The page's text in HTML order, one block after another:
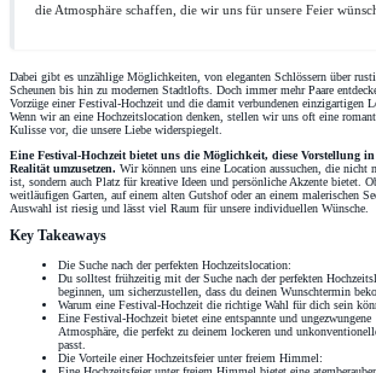
die Atmosphäre schaffen, die wir uns für unsere Feier
Dabei gibt es unzählige Möglichkeiten, von eleganten Schlössern über
Scheunen bis hin zu modernen Stadtlofts. Doch immer mehr Paare
Vorzüge einer Festival-Hochzeit und die damit verbundenen einzigartigen
Wenn wir an eine Hochzeitslocation denken, stellen wir uns oft eine
Kulisse vor, die unsere Liebe widerspiegelt.
Eine Festival-Hochzeit bietet uns die Möglichkeit, diese Vorstellung
Realität umzusetzen. Wir können uns eine Location aussuchen, die nicht
ist, sondern auch Platz für kreative Ideen und persönliche Akzente bietet.
weitläufigen Garten, auf einem alten Gutshof oder an einem malerischen
Auswahl ist riesig und lässt viel Raum für unsere individuellen Wünsche.
Key Takeaways
Die Suche nach der perfekten Hochzeitslocation:
Du solltest frühzeitig mit der Suche nach der perfekten
beginnen, um sicherzustellen, dass du deinen Wunschtermin
Warum eine Festival-Hochzeit die richtige Wahl für dich sein
Eine Festival-Hochzeit bietet eine entspannte und ungezwungene
Atmosphäre, die perfekt zu deinem lockeren und
passt.
Die Vorteile einer Hochzeitsfeier unter freiem Himmel: